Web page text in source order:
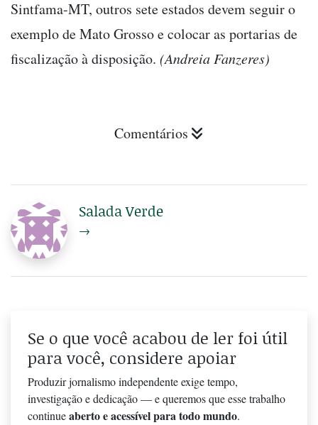
Sintfama-MT, outros sete estados devem seguir o
exemplo de Mato Grosso e colocar as portarias de
fiscalização à disposição. (Andreia Fanzeres)
Comentários
Salada Verde
→
Se o que você acabou de ler foi útil
para você, considere apoiar
Produzir jornalismo independente exige tempo,
investigação e dedicação — e queremos que esse trabalho
continueaberto e acessível para todo mundo.